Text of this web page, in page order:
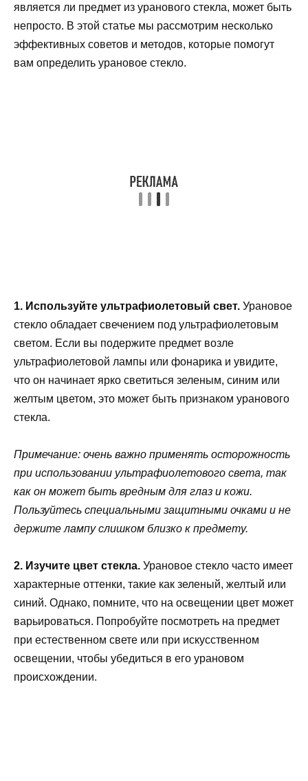
является ли предмет из уранового стекла, может быть
непросто. В этой статье мы рассмотрим несколько
эффективных советов и методов, которые помогут
вам определить урановое стекло.
1. Используйте ультрафиолетовый свет. Урановое
стекло обладает свечением под ультрафиолетовым
светом. Если вы подержите предмет возле
ультрафиолетовой лампы или фонарика и увидите,
что он начинает ярко светиться зеленым, синим или
желтым цветом, это может быть признаком уранового
стекла.
Примечание: очень важно применять осторожность
при использовании ультрафиолетового света, так
как он может быть вредным для глаз и кожи.
Пользуйтесь специальными защитными очками и не
держите лампу слишком близко к предмету.
2. Изучите цвет стекла. Урановое стекло часто имеет
характерные оттенки, такие как зеленый, желтый или
синий. Однако, помните, что на освещении цвет может
варьироваться. Попробуйте посмотреть на предмет
при естественном свете или при искусственном
освещении, чтобы убедиться в его урановом
происхождении.